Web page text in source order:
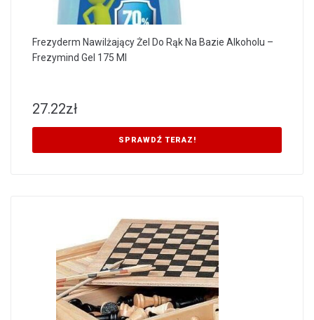
Frezyderm Nawilżający Żel Do Rąk Na Bazie Alkoholu –
Frezymind Gel 175 Ml
27.22zł
SPRAWDŹ TERAZ!